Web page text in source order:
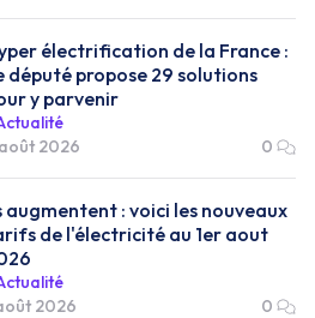
électrification de la France :
député propose 29 solutions
y parvenir
2026
0
augmentent : voici les nouveaux
de l'électricité au 1er aout
2026
0